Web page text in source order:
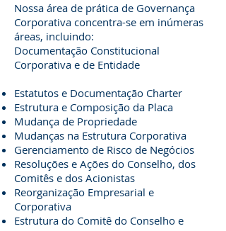
Nossa área de prática de Governança
Corporativa concentra-se em inúmeras
áreas, incluindo:
Documentação Constitucional
Corporativa e de Entidade
Estatutos e Documentação Charter
Estrutura e Composição da Placa
Mudança de Propriedade
Mudanças na Estrutura Corporativa
Gerenciamento de Risco de Negócios
Resoluções e Ações do Conselho, dos
Comitês e dos Acionistas
Reorganização Empresarial e
Corporativa
Estrutura do Comitê do Conselho e